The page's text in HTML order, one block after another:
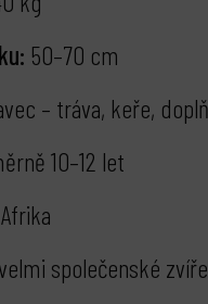
50–70 cm
– tráva, keře,
10–12 let
velmi společenské